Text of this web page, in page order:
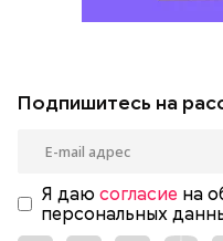
Подпишитесь на
Я даю согласие на
персональных